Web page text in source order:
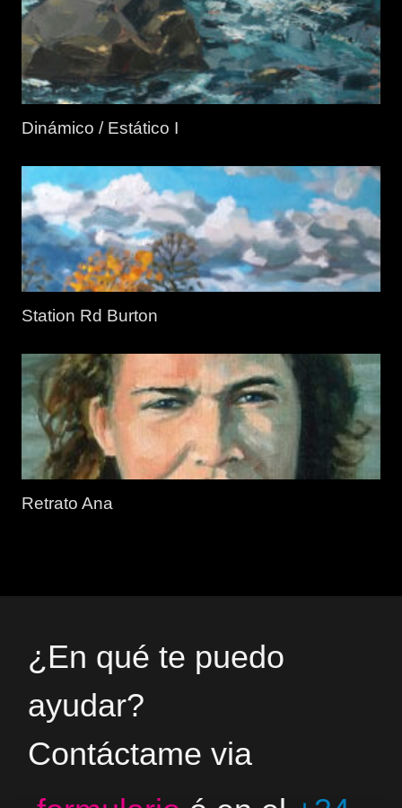
Dinámico / Estático I
Station Rd Burton
Retrato Ana
¿En qué te puedo
ayudar?
Contáctame via